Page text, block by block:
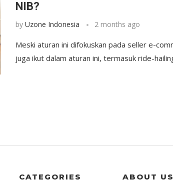
NIB?
byUzone Indonesia 2 months ago
Meski aturan ini difokuskan pada seller e-
juga ikut dalam aturan ini, termasuk ride-
CATEGORIES ABOUT US